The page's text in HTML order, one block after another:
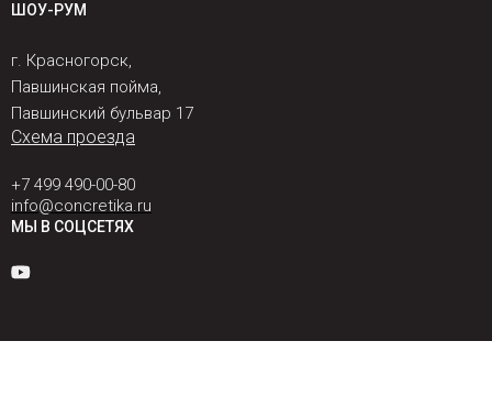
ШОУ-РУМ
г. Красногорск,
Павшинская пойма,
Павшинский бульвар 17
Схема проезда
+7 499 490-00-80
info@concretika.ru
МЫ В СОЦСЕТЯХ